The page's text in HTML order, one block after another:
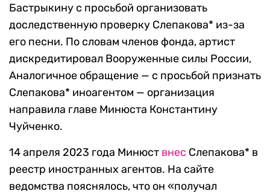
Бастрыкину с просьбой организовать
доследственную проверку Слепакова* из-за
его песни. По словам членов фонда, артист
дискредитировал Вооруженные силы России,
Аналогичное обращение — с просьбой признать
Слепакова* иноагентом — организация
направила главе Минюста Константину
Чуйченко.
14 апреля 2023 года Минюст внес Слепакова* в
реестр иностранных агентов. На сайте
ведомства пояснялось, что он «получал